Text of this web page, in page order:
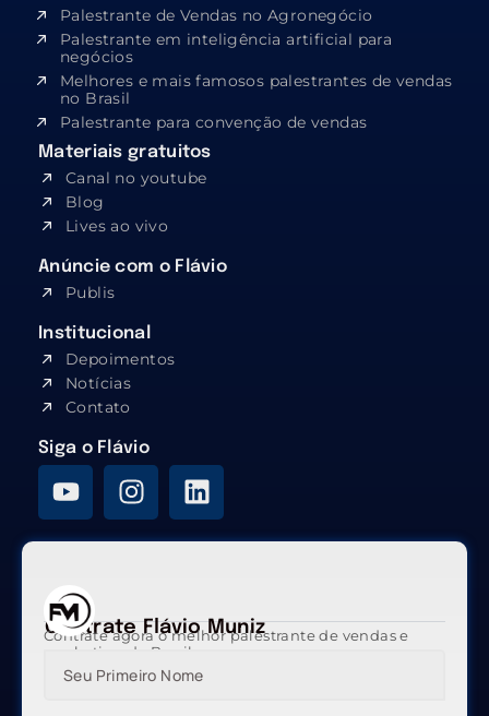
Palestrante de Vendas no Agronegócio
Palestrante em inteligência artificial para
negócios
Melhores e mais famosos palestrantes de vendas
no Brasil
Palestrante para convenção de vendas
Materiais gratuitos
Canal no youtube
Blog
Lives ao vivo
Anúncie com o Flávio
Publis
Institucional
Depoimentos
Notícias
Contato
Siga o Flávio
Contrate Flávio Muniz
Contrate agora o melhor palestrante de vendas e
marketing do Brasil